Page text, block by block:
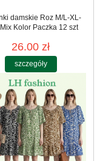
damskie Roz M/L-XL-
Kolor Paczka 12 szt
26.00 zł
szczegóły